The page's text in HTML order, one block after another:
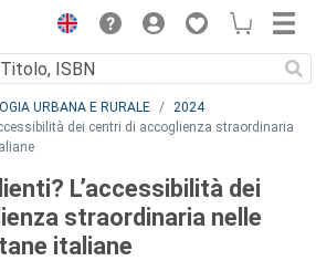
URBANA E RURALE
2024
dei centri di accoglienza straordinaria
L’accessibilità dei
straordinaria nelle
italiane